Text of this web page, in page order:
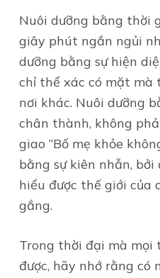
Nuôi dưỡng bằng thời
giây phút ngắn ngủi
dưỡng bằng sự hiện
chỉ thể xác có mặt
nơi khác. Nuôi dưỡng
chân thành, không
giao “Bố mẹ khỏe
bằng sự kiên nhẫn,
hiểu được thế giới của
gắng.
Trong thời đại mà mọi
được, hãy nhớ rằng có